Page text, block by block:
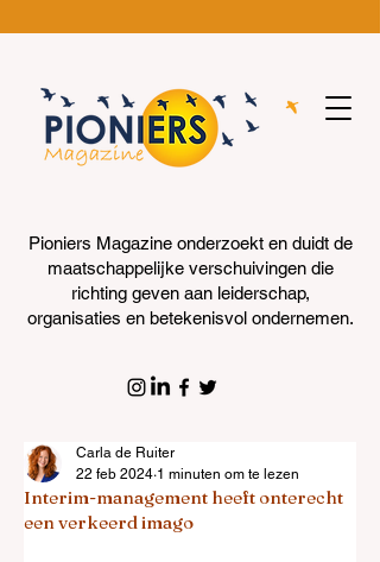
Pioniers Magazine onderzoekt en duidt de
maatschappelijke verschuivingen die
richting geven aan leiderschap,
organisaties en betekenisvol ondernemen.
Interim-management heeft onterecht
een verkeerd imago
Carla de Ruiter
22 feb 2024 1 minuten om te lezen